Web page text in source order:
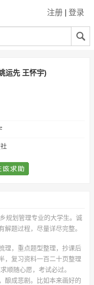
注册 登录
运先 王怀宇)
规划管理专业的大学生。诚
解题过程，尽量详尽完整。
理，重点题型整理，抄课后
，复习资料一百二十页整理
顺随心愿，考试必过。
酿成悲剧。比如本来画好的